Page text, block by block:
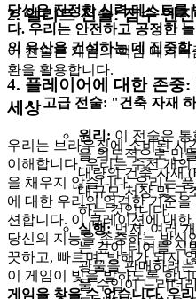
2. 엘리트 전술: 점수 엔
이 전술은 게임의 핵심 메커
환을 활용합니다.
고급 전술: "건축 자재
원리: 이 전술은
을 의도적으로 만
대량의 건축 자재
대규모 저장 및 구
하는 것입니다.
실행:먼저, 여러
는 깊이 티어를 식
광물을 판매하려
물 수입이 느리더
당신은 진정한 실력 테스트를
다. 우리는 안전하고 공정한
의 유산을 건설하는 데 집중할
4. 플레이어에 대한 존중
세상
우리는 브라우징에 소비된 시
이해합니다. 우리는 수천 개
을 채우지 않습니다. 우리는
에 대한 우리의 엄격한 기준
션합니다. 이 큐레이션에 대
당신의 지능을 존중하는 방식
끗하고, 빠르며, 방해가 되지
이 게임이 빛을 발하도록 합니
게임을 찾을 수 없습니다. 우